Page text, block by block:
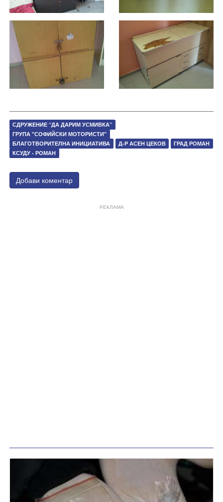
СДРУЖЕНИЕ “ДА ДАРИМ УСМИВКА”
ГРУПА "СОФИЙСКИ МОТОРИСТИ"
БЛАГОТВОРИТЕЛНА ИНИЦИАТИВА
Д-Р АСЕН ЦЕКОВ
ГРАД РОМАН
КСУДУ - РОМАН
Добави коментар
РЕКЛАМА